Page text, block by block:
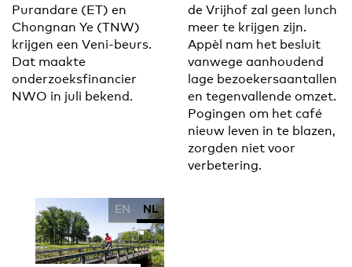
Purandare (ET) en
Chongnan Ye (TNW)
krijgen een Veni-beurs.
Dat maakte
onderzoeksfinancier
NWO in juli bekend.
de Vrijhof zal geen lunch
meer te krijgen zijn.
Appèl nam het besluit
vanwege aanhoudend
lage bezoekersaantallen
en tegenvallende omzet.
Pogingen om het café
nieuw leven in te blazen,
zorgden niet voor
verbetering.
EN NL